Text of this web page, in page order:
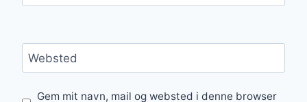
Websted
Gem mit navn, mail og websted i denne browser